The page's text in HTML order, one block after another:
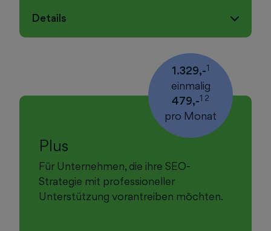
Details
1.329,-1
einmalig
479,-1 2
pro Monat
Plus
Für Unternehmen, die ihre SEO-
Strategie mit professioneller
Unterstützung vorantreiben möchten.